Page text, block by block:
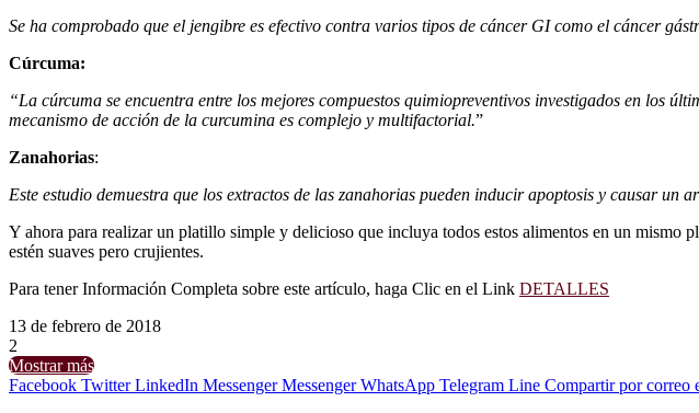
Se ha comprobado que el jengibre es efectivo contra varios tipos de cáncer GI como el cáncer
Cúrcuma:
“La cúrcuma se encuentra entre los mejores compuestos quimiopreventivos investigados en los
mecanismo de acción de la curcumina es complejo y multifactorial.”
Zanahorias:
Este estudio demuestra que los extractos de las zanahorias pueden inducir apoptosis y causar un
Y ahora para realizar un platillo simple y delicioso que incluya todos estos alimentos en un mismo
estén suaves pero crujientes.
Para tener Información Completa sobre este artículo, haga Clic en el Link DETALLES
13 de febrero de 2018
2
Mostrar más
Facebook Twitter LinkedIn Messenger Messenger WhatsApp Telegram Line Compartir por correo